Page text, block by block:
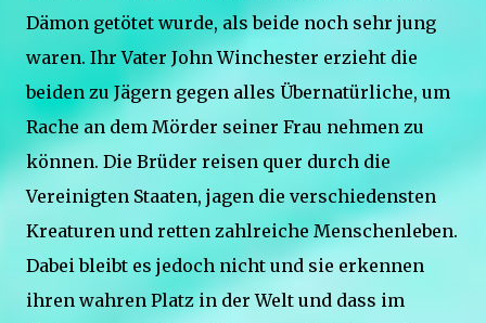
Dämon getötet wurde, als beide noch sehr jung
waren. Ihr Vater John Winchester erzieht die
beiden zu Jägern gegen alles Übernatürliche, um
Rache an dem Mörder seiner Frau nehmen zu
können. Die Brüder reisen quer durch die
Vereinigten Staaten, jagen die verschiedensten
Kreaturen und retten zahlreiche Menschenleben.
Dabei bleibt es jedoch nicht und sie erkennen
ihren wahren Platz in der Welt und dass im